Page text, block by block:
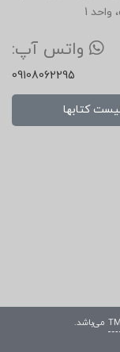
1
واتس آپ:
09108062295
کتابها
می‌باشد.